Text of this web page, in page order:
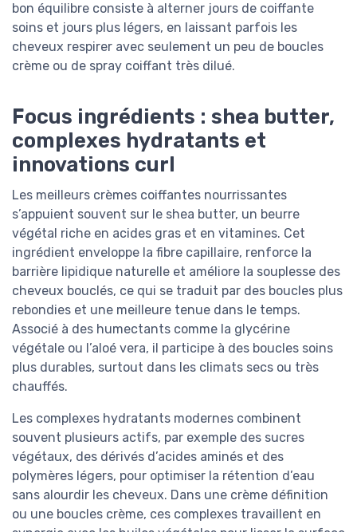
bon équilibre consiste à alterner jours de coiffante
soins et jours plus légers, en laissant parfois les
cheveux respirer avec seulement un peu de boucles
crème ou de spray coiffant très dilué.
Focus ingrédients : shea butter,
complexes hydratants et
innovations curl
Les meilleurs crèmes coiffantes nourrissantes
s’appuient souvent sur le shea butter, un beurre
végétal riche en acides gras et en vitamines. Cet
ingrédient enveloppe la fibre capillaire, renforce la
barrière lipidique naturelle et améliore la souplesse des
cheveux bouclés, ce qui se traduit par des boucles plus
rebondies et une meilleure tenue dans le temps.
Associé à des humectants comme la glycérine
végétale ou l’aloé vera, il participe à des boucles soins
plus durables, surtout dans les climats secs ou très
chauffés.
Les complexes hydratants modernes combinent
souvent plusieurs actifs, par exemple des sucres
végétaux, des dérivés d’acides aminés et des
polymères légers, pour optimiser la rétention d’eau
sans alourdir les cheveux. Dans une crème définition
ou une boucles crème, ces complexes travaillent en